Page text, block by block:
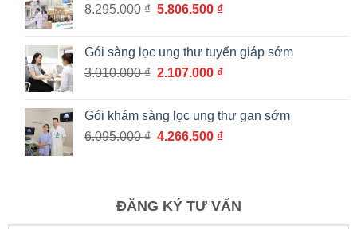
8.295.000₫ Giá
8.295.000 ₫.
5.806.500 ₫Giá
là:
5.806.500 ₫.
Gói sàng lọc ung thư tuyến giáp sớm
3.010.000₫ Giá
3.010.000 ₫.
2.107.000 ₫Giá
là:
2.107.000 ₫.
Gói khám sàng lọc ung thư gan sớm
6.095.000₫ Giá
4.266.500 ₫Giá
4.266.500 ₫.
ĐĂNG KÝ TƯ VẤN